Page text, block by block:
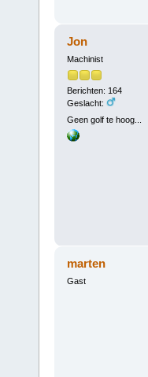
Jon
Machinist
Berichten: 164
Geslacht:
Geen golf te hoog...
marten
Gast